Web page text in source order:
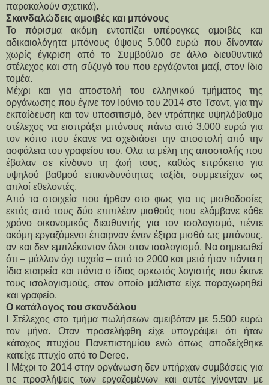
παρακαλούν σχετικά).
Σκανδαλώδεις αμοιβές και μπόνους
Το πόρισμα ακόμη εντοπίζει υπέρογκες αμοιβές και
αδικαιολόγητα μπόνους ύψους 5.000 ευρώ που δίνονταν
χωρίς έγκριση από το Συμβούλιο σε άλλο διευθυντικό
στέλεχος και στη σύζυγό του που εργάζονται μαζί, στον ίδιο
τομέα.
Μέχρι και για αποστολή του ελληνικού τμήματος της
οργάνωσης που έγινε τον Ιούνιο του 2014 στο Τσαντ, για την
εκπαίδευση και τον υποσιτισμό, δεν ντράπηκε υψηλόβαθμο
στέλεχος να εισπράξει μπόνους πάνω από 3.000 ευρώ για
τον κόπο που έκανε να σχεδιάσει την αποστολή από την
ασφάλεια του γραφείου του. Ολα τα μέλη της αποστολής που
έβαλαν σε κίνδυνο τη ζωή τους, καθώς επρόκειτο για
υψηλού βαθμού επικινδυνότητας ταξίδι, συμμετείχαν ως
απλοί εθελοντές.
Από τα στοιχεία που ήρθαν στο φως για τις μισθοδοσίες
εκτός από τους δύο επιπλέον μισθούς που ελάμβανε κάθε
χρόνο οικονομικός διευθυντής για τον ισολογισμό, πέντε
ακόμη εργαζόμενοι έπαιρναν έναν έξτρα μισθό ως μπόνους,
αν και δεν εμπλέκονταν όλοι στον ισολογισμό. Να σημειωθεί
ότι – μάλλον όχι τυχαία – από το 2000 και μετά ήταν πάντα η
ίδια εταιρεία και πάντα ο ίδιος oρκωτός λογιστής που έκανε
τους ισολογισμούς, στον οποίο μάλιστα είχε παραχωρηθεί
και γραφείο.
Ο κατάλογος του σκανδάλου
Στέλεχος στο τμήμα πωλήσεων αμειβόταν με 5.500 ευρώ
τον μήνα. Οταν προσελήφθη είχε υπογράψει ότι ήταν
κάτοχος πτυχίου Πανεπιστημίου ενώ όπως αποδείχθηκε
κατείχε πτυχίο από το Deree.
Μέχρι το 2014 στην οργάνωση δεν υπήρχαν συμβάσεις για
τις προσλήψεις των εργαζομένων και αυτές γίνονταν με